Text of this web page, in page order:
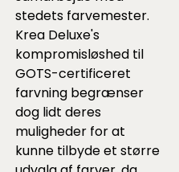
stedets farvemester.
Krea Deluxe's
kompromisløshed til
GOTS-certificeret
farvning begrænser
dog lidt deres
muligheder for at
kunne tilbyde et større